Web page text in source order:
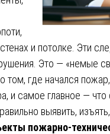
и потолке. Эти
Это — «немые
где начался
и самое главное — что
выявить,
пожарно-